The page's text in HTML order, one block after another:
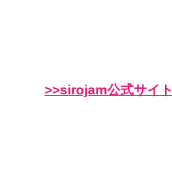
>>sirojam公式サイト